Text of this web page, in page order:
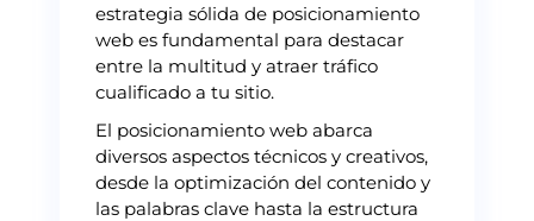
estrategia sólida de posicionamiento
web es fundamental para destacar
entre la multitud y atraer tráfico
cualificado a tu sitio.
El posicionamiento web abarca
diversos aspectos técnicos y creativos,
desde la optimización del contenido y
las palabras clave hasta la estructura